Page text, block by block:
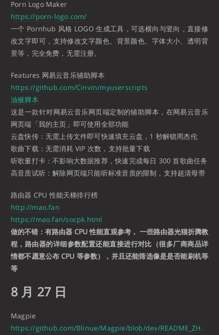
Porn Logo Maker
https://porn-logo.com/
一个 Pornhub 风格 LOGO 生成工具，可选横向与竖向，直接修
改文字即可，支持修改文字颜色、背景颜色、字体大小、透明背
景等，完全免费，无需注册。
Features 网易云音乐辅助脚本
https://github.com/Cinvin/myuserscripts
油猴脚本
这是一款针对网易云音乐网页端定制的辅助脚本，在网易云音乐
网页端「我的主页」即可使用全部功能
云盘快传：无需上传文件即可快速填充云盘，1 秒解锁周杰伦
歌曲下载：无需消耗 VIP 次数，支持批量下载
听歌量打卡：不影响大数据推荐，快速完成每日 300 首歌曲任务
高音质试听：解除网页端只能听标准音质的限制，支持超清母带
路由器 CPU 性能天梯排行榜
http://mao.fan
https://mao.fan/socpk.html
做的不错：有路由器 CPU 性能直观参考， 一些路由器光猫折腾教
程，路由器的详细参数配置还能直接进行对比（很多厂商商品详
情都不愿意公布 CPU 等参数），并且还能筛选像是是否能刷机等
等
8 月 27 日
Magpie
https://github.com/Blinue/Magpie/blob/dev/README_ZH.